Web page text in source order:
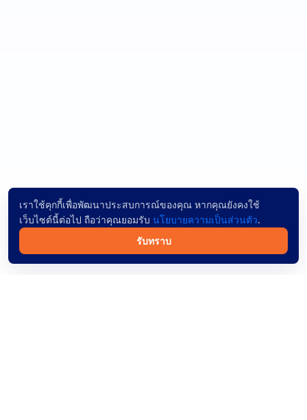
เราใช้คุกกี้เพื่อพัฒนาประสบการณ์ของคุณ หากคุณยังคงใช้
เว็บไซต์นี้ต่อไป ถือว่าคุณยอมรับ นโยบายความเป็นส่วนตัว.
รับทราบ